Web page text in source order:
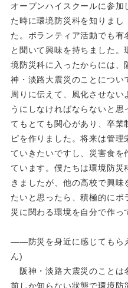
オープンハイスクールに参加
た時に環境防災科を知りまし
た。ボランティア活動でも有
と聞いて興味を持ちました。
境防災科に入ったからには、
神・淡路大震災のことについ
周りに伝えて、風化させない
うにしなければならないと
てもとても関心があり、卒
ピを作りました。将来は管
ていきたいですし、災害食を
ています。僕たちは環境防
きましたが、他の高校で興
たいと思ったら、積極的に
災に関わる環境を自分で作っ
――防災を身近に感じてもら
ん)
阪神・淡路大震災のことは
前しか知らない状態で環境防